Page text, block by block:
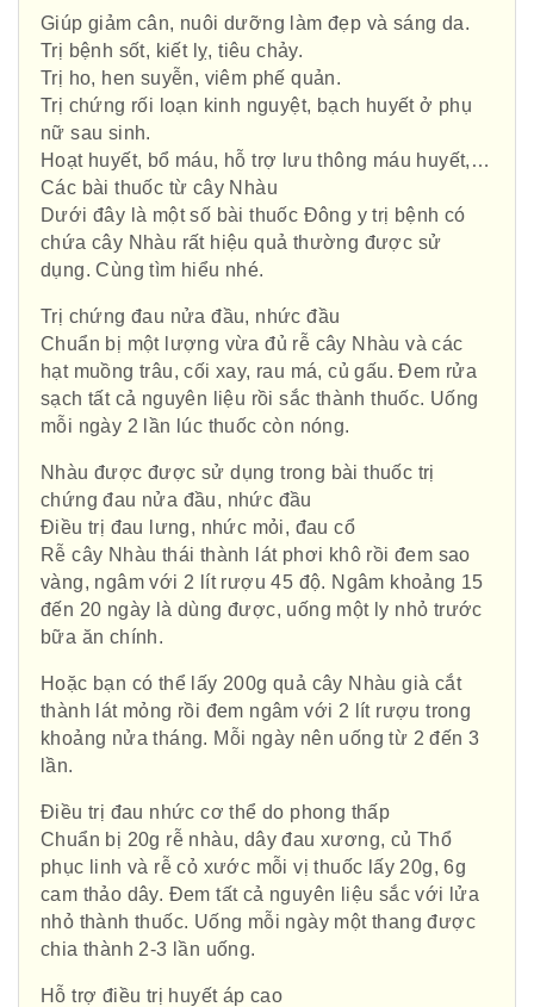
Giúp giảm cân, nuôi dưỡng làm đẹp và sáng da.
Trị bệnh sốt, kiết lỵ, tiêu chảy.
Trị ho, hen suyễn, viêm phế quản.
Trị chứng rối loạn kinh nguyệt, bạch huyết ở phụ
nữ sau sinh.
Hoạt huyết, bổ máu, hỗ trợ lưu thông máu huyết,…
Các bài thuốc từ cây Nhàu
Dưới đây là một số bài thuốc Đông y trị bệnh có
chứa cây Nhàu rất hiệu quả thường được sử
dụng. Cùng tìm hiểu nhé.
Trị chứng đau nửa đầu, nhức đầu
Chuẩn bị một lượng vừa đủ rễ cây Nhàu và các
hạt muồng trâu, cối xay, rau má, củ gấu. Đem rửa
sạch tất cả nguyên liệu rồi sắc thành thuốc. Uống
mỗi ngày 2 lần lúc thuốc còn nóng.
Nhàu được được sử dụng trong bài thuốc trị
chứng đau nửa đầu, nhức đầu
Điều trị đau lưng, nhức mỏi, đau cổ
Rễ cây Nhàu thái thành lát phơi khô rồi đem sao
vàng, ngâm với 2 lít rượu 45 độ. Ngâm khoảng 15
đến 20 ngày là dùng được, uống một ly nhỏ trước
bữa ăn chính.
Hoặc bạn có thể lấy 200g quả cây Nhàu già cắt
thành lát mỏng rồi đem ngâm với 2 lít rượu trong
khoảng nửa tháng. Mỗi ngày nên uống từ 2 đến 3
lần.
Điều trị đau nhức cơ thể do phong thấp
Chuẩn bị 20g rễ nhàu, dây đau xương, củ Thổ
phục linh và rễ cỏ xước mỗi vị thuốc lấy 20g, 6g
cam thảo dây. Đem tất cả nguyên liệu sắc với lửa
nhỏ thành thuốc. Uống mỗi ngày một thang được
chia thành 2-3 lần uống.
Hỗ trợ điều trị huyết áp cao